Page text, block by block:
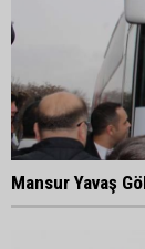
Mansur Yavaş